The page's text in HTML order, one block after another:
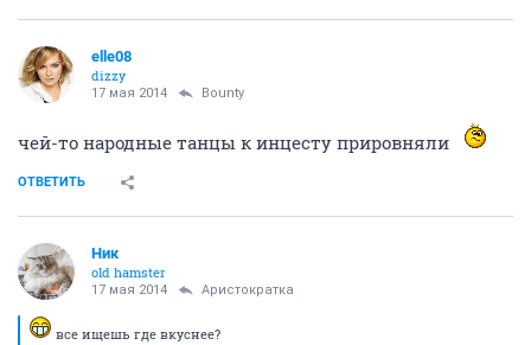
elle08
dizzy
17 мая 2014 Bounty
чей-то народные танцы к инцесту прировняли
ОТВЕТИТЬ
Ник
old hamster
17 мая 2014 Аристократка
все ищешь где вкуснее?